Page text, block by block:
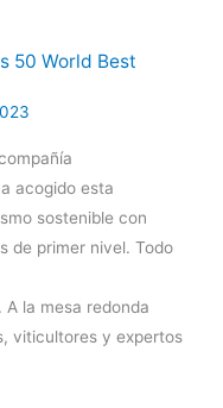
50 World Best
acogido esta
sostenible con
de primer nivel. Todo
A la mesa redonda
viticultores y expertos